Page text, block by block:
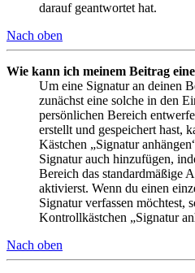
darauf geantwortet hat.
Nach oben
Wie kann ich meinem Beitrag
Um eine Signatur an deinen
zunächst eine solche in den
persönlichen Bereich
erstellt und gespeichert hast,
Kästchen „Signatur
Signatur auch hinzufügen,
Bereich das standardmäßige
aktivierst. Wenn du einen
Signatur verfassen möchtest,
Kontrollkästchen „Signatur
Nach oben